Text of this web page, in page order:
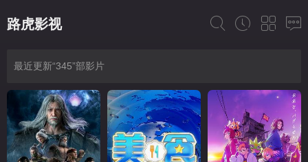
路虎影视
最近更新“345”部影片